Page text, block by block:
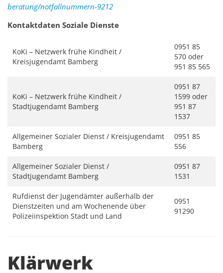
beratung/notfallnummern-9212
Kontaktdaten Soziale Dienste
KoKi – Netzwerk frühe Kindheit /
Kreisjugendamt Bamberg
0951 85
570 oder
951 85 565
KoKi – Netzwerk frühe Kindheit /
Stadtjugendamt Bamberg
0951 87
1599 oder
951 87
1537
Allgemeiner Sozialer Dienst / Kreisjugendamt
Bamberg
0951 85
556
Allgemeiner Sozialer Dienst /
Stadtjugendamt Bamberg
0951 87
1531
Rufdienst der Jugendämter außerhalb der
Dienstzeiten und am Wochenende über
Polizeiinspektion Stadt und Land
0951
91290
Klärwerk